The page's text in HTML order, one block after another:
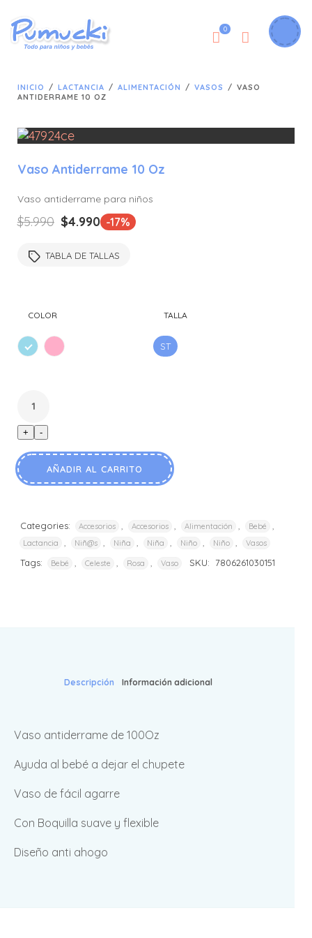
0
INICIO / LACTANCIA / ALIMENTACIÓN / VASOS / VASO
ANTIDERRAME 10 OZ
Vaso Antiderrame 10 Oz
Vaso antiderrame para niños
$5.990 El
original
$4.990El
actual
-17%
TABLA DE TALLAS
COLOR TALLA
ST
+ -
AÑADIR AL CARRITO
Categories: Accesorios Accesorios Alimentación Bebé
Lactancia Niñ@s Niña Niña Niño Niño Vasos
Tags: Bebé Celeste Rosa Vaso SKU: 7806261030151
Descripción Información adicional
Vaso antiderrame de 100Oz
Ayuda al bebé a dejar el chupete
Vaso de fácil agarre
Con Boquilla suave y flexible
Diseño anti ahogo